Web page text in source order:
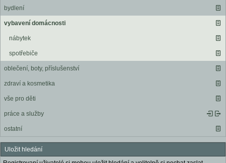
bydlení
vybavení domácnosti
nábytek
spotřebiče
oblečení, boty, příslušenství
zdraví a kosmetika
vše pro děti
práce a služby
ostatní
Uložit hledání